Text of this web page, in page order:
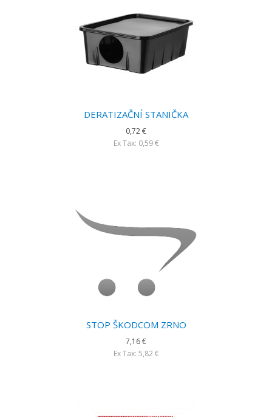
DERATIZAČNÍ STANIČKA
0,72 €
Ex Tax: 0,59 €
STOP ŠKODCOM ZRNO
7,16 €
Ex Tax: 5,82 €